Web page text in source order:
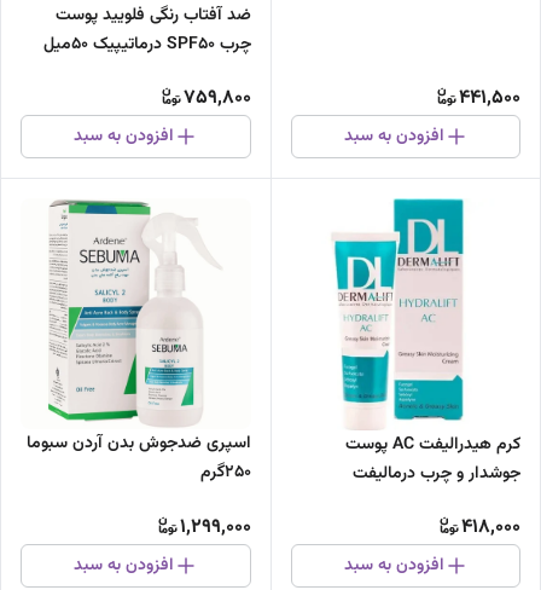
441,500
افزودن به سبد
ضد آفتاب رنگی فلویید پوست
چرب SPF50 درماتیپیک 50میل
759,800
افزودن به سبد
کرم هیدرالیفت AC پوست
جوشدار و چرب درمالیفت
418,000
افزودن به سبد
اسپری ضدجوش بدن آردن سبوما
250گرم
1,299,000
افزودن به سبد